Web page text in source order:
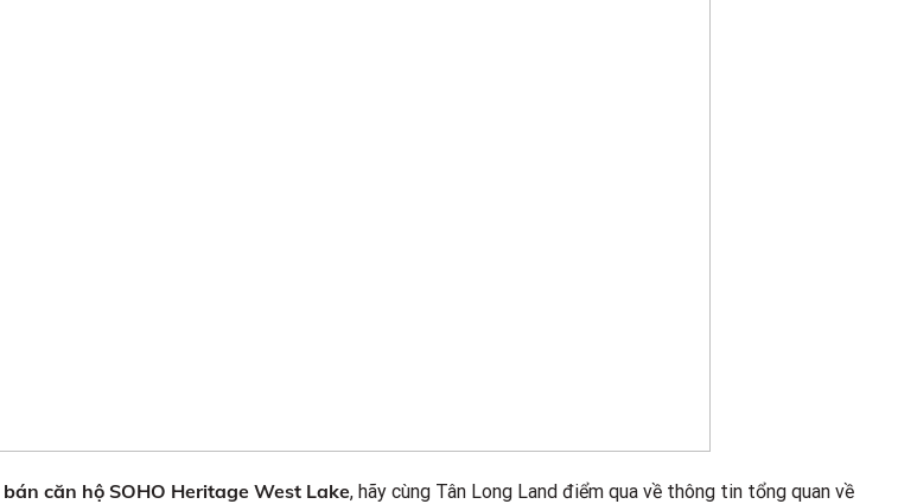
bán căn hộ SOHO Heritage West Lake, hãy cùng Tân Long Land điểm qua về thông tin tổng quan về